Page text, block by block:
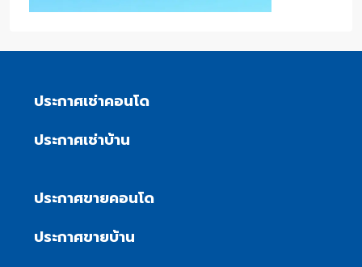
ประกาศเช่าคอนโด
ประกาศเช่าบ้าน
ประกาศขายคอนโด
ประกาศขายบ้าน